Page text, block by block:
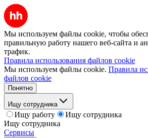
Мы используем файлы cookie, чтобы
правильную работу нашего веб-сайта и
трафик.
Правила использования файлов cookie
Мы используем файлы cookie. Правила
файлов cookie
Понятно
Ищу сотрудника
Ищу работу
Ищу сотрудника
Ищу сотрудника
Сервисы